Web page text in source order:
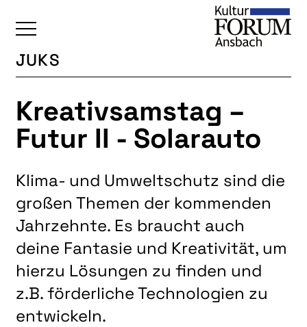
ÜBERSICHT
KALENDER
UNSERE BEREICHE
BILDENDE KUNST
FOTOGRUPPE
INTERKULTUR
JUNGE KUNSTSCHULE
KUNSTREISEN
LITERATUR
JUKS
Kreativsamstag –
Futur II - Solarauto
Klima- und Umweltschutz sind die
großen Themen der kommenden
Jahrzehnte. Es braucht auch
deine Fantasie und Kreativität, um
hierzu Lösungen zu finden und
z.B. förderliche Technologien zu
entwickeln.